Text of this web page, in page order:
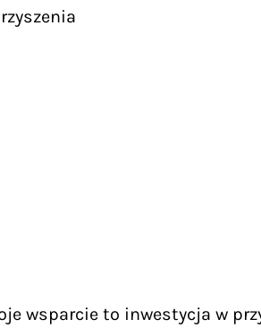
wsparcie to inwestycja w